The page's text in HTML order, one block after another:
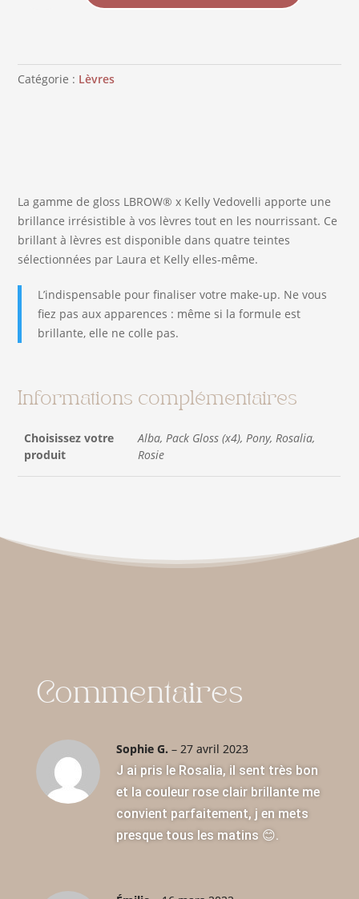
Kelly
Vedovelli
Catégorie : Lèvres
La gamme de gloss LBROW® x Kelly Vedovelli apporte une
brillance irrésistible à vos lèvres tout en les nourrissant. Ce
brillant à lèvres est disponible dans quatre teintes
sélectionnées par Laura et Kelly elles-même.
L’indispensable pour finaliser votre make-up. Ne vous
fiez pas aux apparences : même si la formule est
brillante, elle ne colle pas.
Informations complémentaires
Choisissez votre
produit
Alba, Pack Gloss (x4), Pony, Rosalia,
Rosie
Commentaires
Sophie G. – 27 avril 2023
J ai pris le Rosalia, il sent très bon
et la couleur rose clair brillante me
convient parfaitement, j en mets
presque tous les matins 😊.